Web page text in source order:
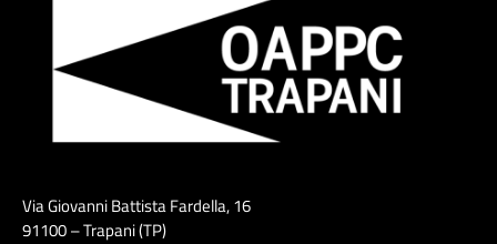
Via Giovanni Battista Fardella, 16
91100 – Trapani (TP)